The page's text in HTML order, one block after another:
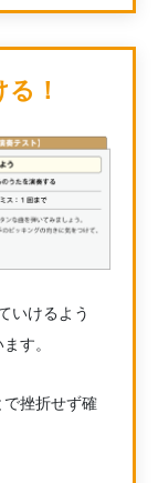
！
いけるよう
す。
挫折せず確